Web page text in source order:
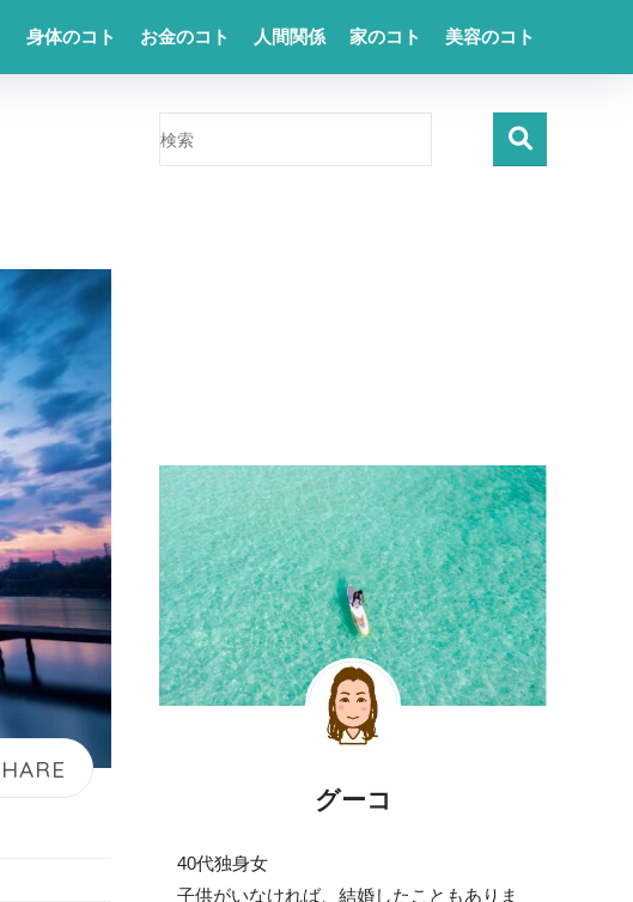
身体のコト お金のコト 人間関係 家のコト 美容のコト
グーコ
40代独身女
子供がいなければ、結婚したこともありま